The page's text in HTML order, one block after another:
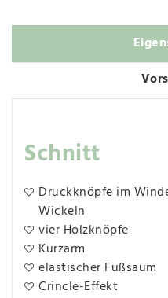
Schnitt
Druckknöpfe im
Wickeln
vier Holzknöpfe
Kurzarm
elastischer Fußsaum
Crincle-Effekt